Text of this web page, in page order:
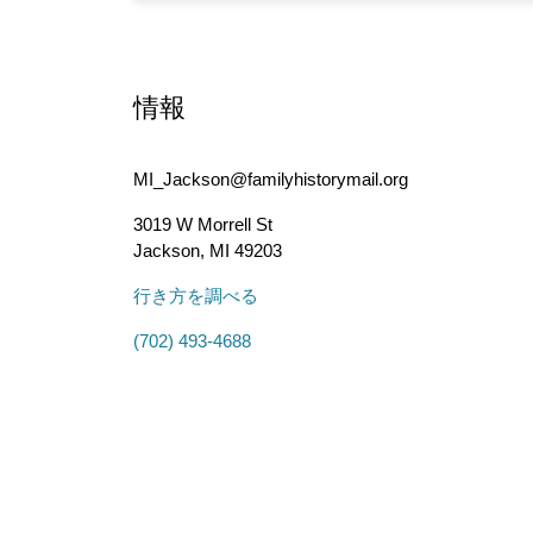
情報
MI_Jackson@familyhistorymail.org
3019 W Morrell St
Jackson, MI 49203
行き方を調べる
(702) 493-4688